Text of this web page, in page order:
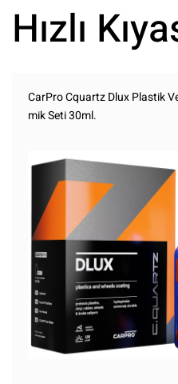
Hızlı
CarPro Cquartz Dlux Plastik
mik Seti 30ml.